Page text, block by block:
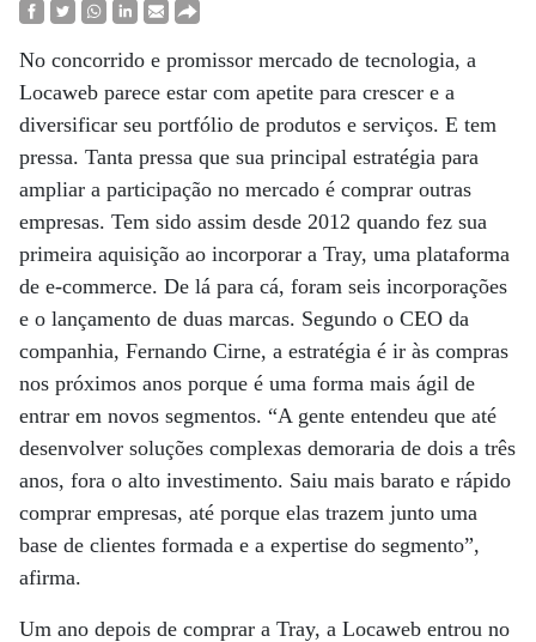
No concorrido e promissor mercado de tecnologia, a
Locaweb parece estar com apetite para crescer e a
diversificar seu portfólio de produtos e serviços. E tem
pressa. Tanta pressa que sua principal estratégia para
ampliar a participação no mercado é comprar outras
empresas. Tem sido assim desde 2012 quando fez sua
primeira aquisição ao incorporar a Tray, uma plataforma
de e-commerce. De lá para cá, foram seis incorporações
e o lançamento de duas marcas. Segundo o CEO da
companhia, Fernando Cirne, a estratégia é ir às compras
nos próximos anos porque é uma forma mais ágil de
entrar em novos segmentos. “A gente entendeu que até
desenvolver soluções complexas demoraria de dois a três
anos, fora o alto investimento. Saiu mais barato e rápido
comprar empresas, até porque elas trazem junto uma
base de clientes formada e a expertise do segmento”,
afirma.
Um ano depois de comprar a Tray, a Locaweb entrou no